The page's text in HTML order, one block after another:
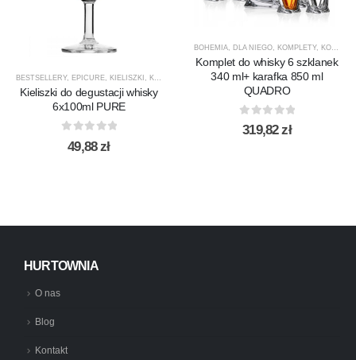
BESTSELLERY, EPICURE, KIELISZKI , KIELISZKI DO WHISKY , KROSNO GLASS,PRODUCENCI
Kieliszki do degustacji whisky
6x100ml PURE
out of 5
49,88zł
BOHEMIA, DLA NIEGO, KOMPLETY, KOMPLETY DO WHISKY
Komplet do whisky 6 szklanek
340 ml+ karafka 850 ml
QUADRO
0out of 5
319,82zł
HURTOWNIA
O nas
Blog
Kontakt